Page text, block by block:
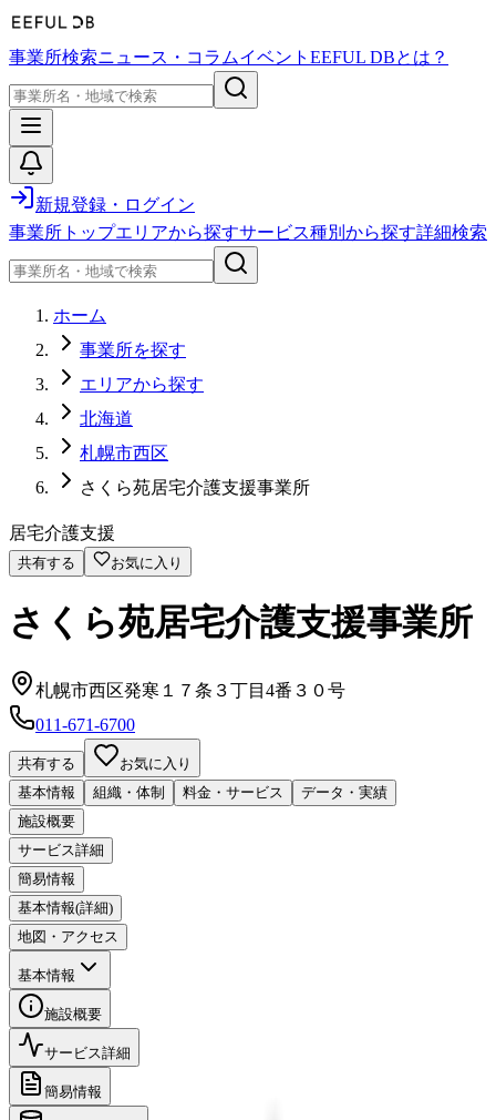
事業所検索ニュース・コラムイベント EEFUL DBとは？
新規登録・ログイン
事業所トップエリアから探すサービス種別から探す詳細検索
ホーム
事業所を探す
エリアから探す
北海道
札幌市西区
さくら苑居宅介護支援事業所
居宅介護支援
共有する お気に入り
さくら苑居宅介護支援事業所
札幌市西区発寒１７条３丁目4番３０号
011-671-6700
共有する
お気に入り
基本情報
組織・体制 料金・サービス
データ・実績
施設概要
サービス詳細
簡易情報
基本情報(詳細)
地図・アクセス
基本情報
施設概要
サービス詳細
簡易情報